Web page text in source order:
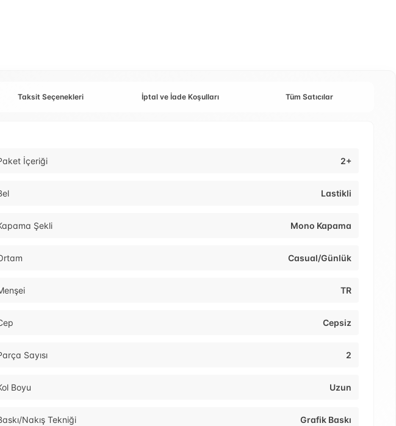
Taksit Seçenekleri İptal ve İade Koşulları Tüm Satıcılar
İçeriği 2+
Lastikli
Şekli Mono Kapama
Casual/Günlük
TR
Cepsiz
Sayısı 2
Boyu Uzun
Nakış Tekniği Grafik Baskı